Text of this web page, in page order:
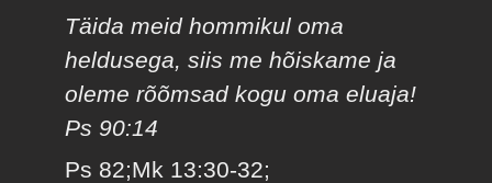
Täida meid hommikul oma
heldusega, siis me hõiskame ja
oleme rõõmsad kogu oma eluaja!
Ps 90:14
Ps 82;Mk 13:30-32;